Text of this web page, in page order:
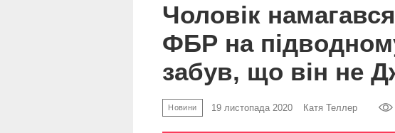
Чоловік
ФБР на
забув, що він не
Новини 19 листопада 2020 Катя Теллер